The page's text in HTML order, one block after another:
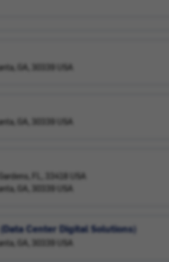
GA, 30339 USA
GA, 30339 USA
FL, 33418 USA
GA, 30339 USA
Center Digital Solutions)
GA, 30339 USA